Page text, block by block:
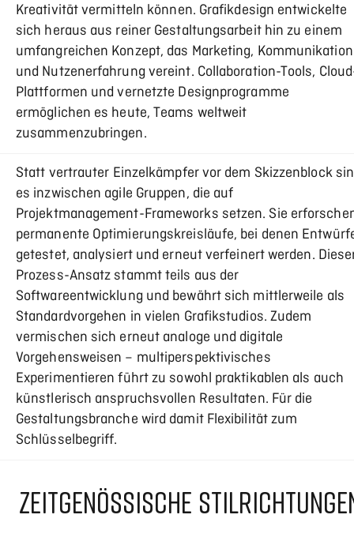
Kreativität vermitteln können. Grafikdesign entwickelte
sich heraus aus reiner Gestaltungsarbeit hin zu einem
umfangreichen Konzept, das Marketing, Kommunikation
und Nutzenerfahrung vereint. Collaboration-Tools,
Plattformen und vernetzte Designprogramme
ermöglichen es heute, Teams weltweit
zusammenzubringen.
Statt vertrauter Einzelkämpfer vor dem Skizzenblock
es inzwischen agile Gruppen, die auf
Projektmanagement-Frameworks setzen. Sie
permanente Optimierungskreisläufe, bei denen
getestet, analysiert und erneut verfeinert werden.
Prozess-Ansatz stammt teils aus der
Softwareentwicklung und bewährt sich mittlerweile als
Standardvorgehen in vielen Grafikstudios. Zudem
vermischen sich erneut analoge und digitale
Vorgehensweisen – multiperspektivisches
Experimentieren führt zu sowohl praktikablen als auch
künstlerisch anspruchsvollen Resultaten. Für die
Gestaltungsbranche wird damit Flexibilität zum
Schlüsselbegriff.
ZEITGENÖSSISCHE